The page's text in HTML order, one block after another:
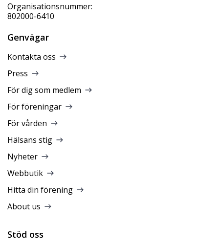
Organisationsnummer:
802000-6410
Genvägar
Kontakta oss
Press
För dig som medlem
För föreningar
För vården
Hälsans stig
Nyheter
Webbutik
Hitta din förening
About us
Stöd oss